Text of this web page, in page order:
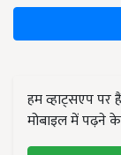
हम व्हाट्सएप
मोबाइल में पढ़ने